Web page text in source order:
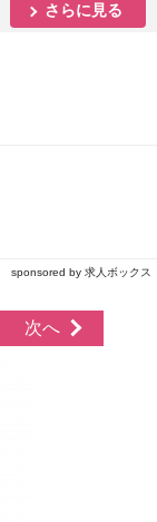
さらに見る
sponsored by 求人ボックス
次へ